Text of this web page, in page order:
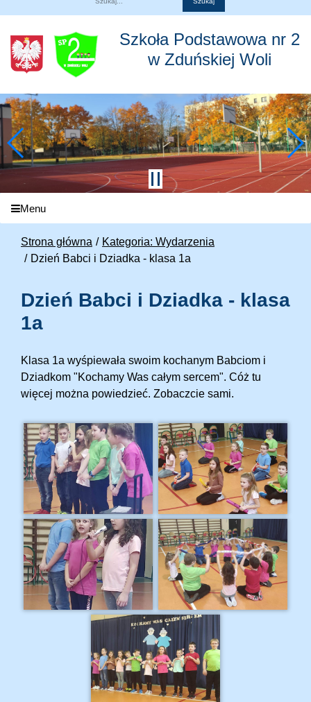
Szkoła Podstawowa nr 2
w Zduńskiej Woli
Menu
Strona główna
Kategoria: Wydarzenia
Dzień Babci i Dziadka - klasa 1a
Dzień Babci i Dziadka - klasa
1a
Klasa 1a wyśpiewała swoim kochanym Babciom i
Dziadkom "Kochamy Was całym sercem". Cóż tu
więcej można powiedzieć. Zobaczcie sami.